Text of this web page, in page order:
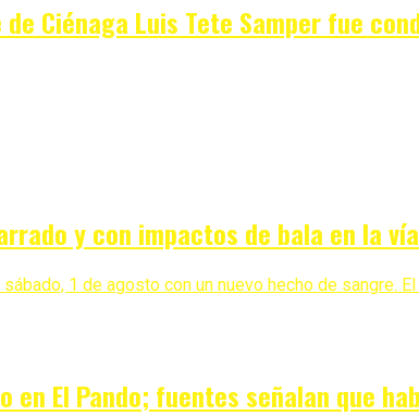
de Ciénaga Luis Tete Samper fue
y con impactos de bala en la
1 de agosto con un nuevo hecho de sangre. El
en El Pando; fuentes señalan que